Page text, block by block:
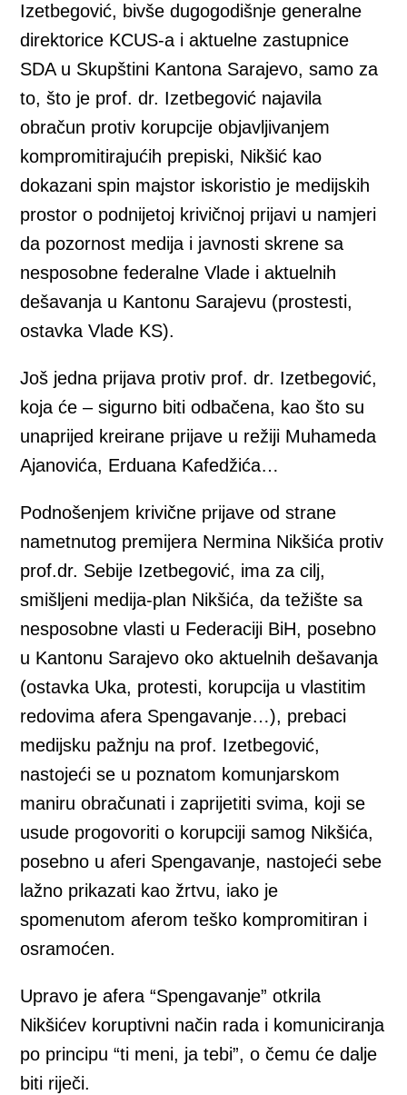
Izetbegović, bivše dugogodišnje generalne
direktorice KCUS-a i aktuelne zastupnice
SDA u Skupštini Kantona Sarajevo, samo za
to, što je prof. dr. Izetbegović najavila
obračun protiv korupcije objavljivanjem
kompromitirajućih prepiski, Nikšić kao
dokazani spin majstor iskoristio je medijskih
prostor o podnijetoj krivičnoj prijavi u namjeri
da pozornost medija i javnosti skrene sa
nesposobne federalne Vlade i aktuelnih
dešavanja u Kantonu Sarajevu (prostesti,
ostavka Vlade KS).
Još jedna prijava protiv prof. dr. Izetbegović,
koja će – sigurno biti odbačena, kao što su
unaprijed kreirane prijave u režiji Muhameda
Ajanovića, Erduana Kafedžića…
Podnošenjem krivične prijave od strane
nametnutog premijera Nermina Nikšića protiv
prof.dr. Sebije Izetbegović, ima za cilj,
smišljeni medija-plan Nikšića, da težište sa
nesposobne vlasti u Federaciji BiH, posebno
u Kantonu Sarajevo oko aktuelnih dešavanja
(ostavka Uka, protesti, korupcija u vlastitim
redovima afera Spengavanje…), prebaci
medijsku pažnju na prof. Izetbegović,
nastojeći se u poznatom komunjarskom
maniru obračunati i zaprijetiti svima, koji se
usude progovoriti o korupciji samog Nikšića,
posebno u aferi Spengavanje, nastojeći sebe
lažno prikazati kao žrtvu, iako je
spomenutom aferom teško kompromitiran i
osramoćen.
Upravo je afera “Spengavanje” otkrila
Nikšićev koruptivni način rada i komuniciranja
po principu “ti meni, ja tebi”, o čemu će dalje
biti riječi.